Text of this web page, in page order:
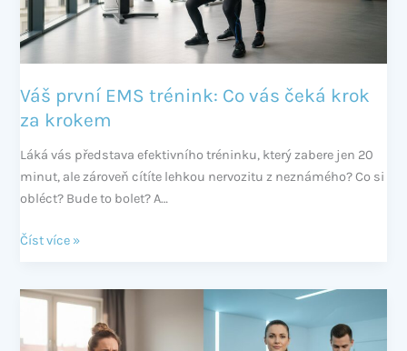
Váš první EMS trénink: Co vás čeká krok
za krokem
Láká vás představa efektivního tréninku, který zabere jen 20
minut, ale zároveň cítíte lehkou nervozitu z neznámého? Co si
obléct? Bude to bolet? A…
krok
za
krokem
Číst více »
Cvičení
vs.